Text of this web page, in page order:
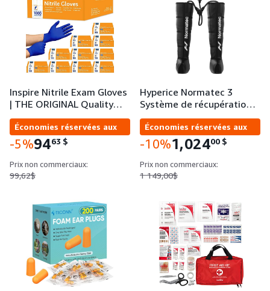
Inspire Nitrile Exam Gloves
| THE ORIGINAL Quality…
Économies réservées aux
entreprises
-5%9463 $
Prix non commerciaux:
99,62$
Hyperice Normatec 3
Système de récupératio…
Économies réservées aux
entreprises
-10%1,02400 $
Prix non commerciaux:
1 149,00$